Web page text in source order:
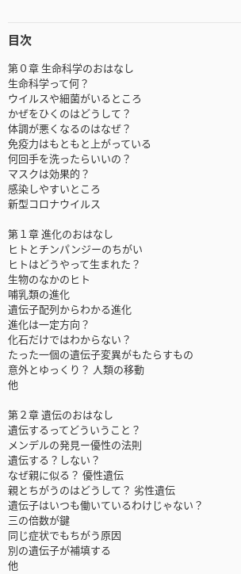
目次
第０章 生命科学のおはなし
生命科学って何？
ウイルスや細菌がいるところ
かぜをひくのはどうして？
体調が悪くなるのはなぜ？
免疫力はもともと上がっている
何回手を洗ったらいいの？
マスクは効果的？
感染しやすいところ
新型コロナウイルス
第１章 進化のおはなし
ヒトとチンパンジーのちがい
ヒトはどうやって生まれた？
生物のなかのヒト
哺乳類の進化
遺伝子配列からわかる進化
進化は一定方向？
化石だけではわからない？
たった一個の遺伝子変異がもたらすもの
意外とゆっくり？ 人類の移動
他
第２章 遺伝のおはなし
遺伝するってどういうこと？
メンデルの発見ー優性の法則
遺伝する？しない？
なぜ親に似る？ 優性遺伝
親とちがうのはどうして？ 劣性遺伝
遺伝子はいつも働いているわけじゃない？
三の倍数が鍵
同じ症状でもちがう原因
別の遺伝子が補填する
他